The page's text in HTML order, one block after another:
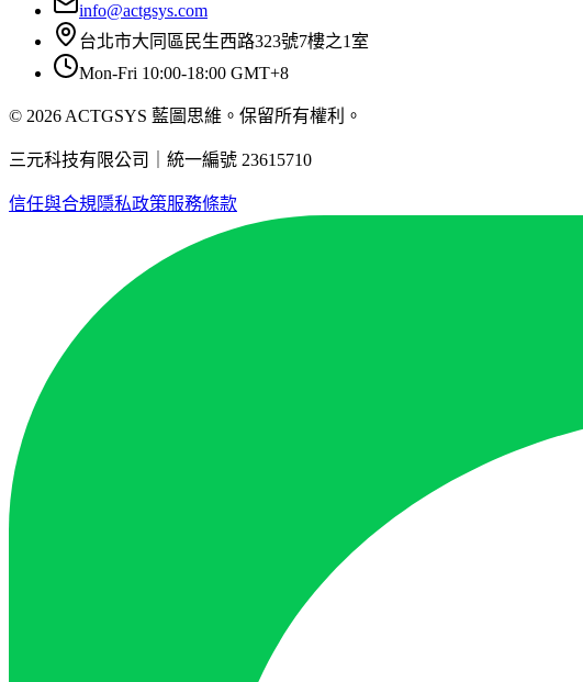
info@actgsys.com
台北市大同區民生西路323號7樓之1室
Mon-Fri 10:00-18:00 GMT+8
© 2026 ACTGSYS 藍圖思維。保留所有權利。
三元科技有限公司｜統一編號 23615710
信任與合規隱私政策服務條款